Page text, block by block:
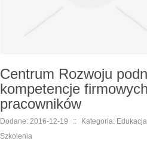
Centrum Rozwoju
kompetencje
pracowników
Dodane: 2016-12-19 ::
Kategoria:
Szkolenia